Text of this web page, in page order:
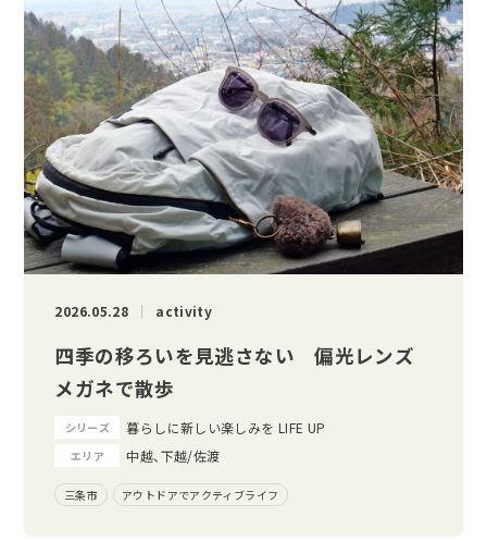
2026.05.28 activity
四季の移ろいを見逃さない 偏光レンズ
メガネで散歩
シリーズ 暮らしに新しい楽しみを LIFE UP
エリア 中越、下越/佐渡
三条市 アウトドアでアクティブライフ